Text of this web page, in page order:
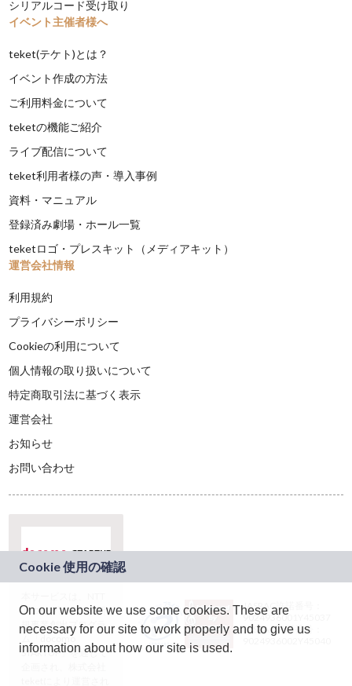
シリアルコード受け取り
イベント主催者様へ
teket(テケト)とは？
イベント作成の方法
ご利用料金について
teketの機能ご紹介
ライブ配信について
teket利用者様の声・導入事例
資料・マニュアル
登録済み劇場・ホール一覧
teketロゴ・プレスキット（メディアキット）
運営会社情報
利用規約
プライバシーポリシー
Cookieの利用について
個人情報の取り扱いについて
特定商取引法に基づく表示
運営会社
お知らせ
お問い合わせ
ドコモグループの新
規事業創出プログラ
ム「docomo
STARTUP」を通じて
JASRAC許諾番号：
9024936001Y45037
JASRAC許諾番号：
On our website we use some cookies. These are
necessary for our site to work properly and to give us
information about how our site is used.